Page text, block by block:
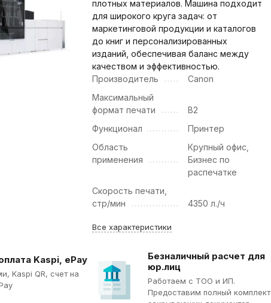
плотных материалов. Машина подходит
для широкого круга задач: от
маркетинговой продукции и каталогов
до книг и персонализированных
изданий, обеспечивая баланс между
качеством и эффективностью.
Производитель
Canon
Максимальный
формат печати
B2
Функционал
Принтер
Область
применения
Крупный офис,
Бизнес по
распечатке
Скорость печати,
стр/мин
4350 л./ч
Все характеристики
Kaspi, ePay
Kaspi QR, cчет на
Безналичный расчет для
юр.лиц
Работаем с ТОО и ИП.
Предоставим полный комплект